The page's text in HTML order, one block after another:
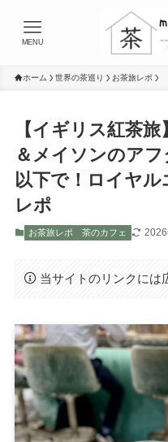
MENU
ホーム 世界の茶巡り お茶旅レポ
【イギリス紅茶
＆メイソンのア
以下で！ロイヤ
レポ
お茶旅レポ 茶のカフェ 2026
当サイトのリンクには